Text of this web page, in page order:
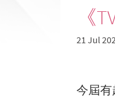
《
21 Jul
今屆有